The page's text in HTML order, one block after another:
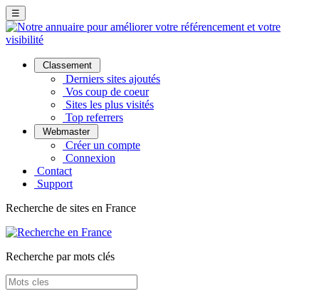
☰
Classement
Derniers sites ajoutés
Vos coup de coeur
Sites les plus visités
Top referrers
Webmaster
Créer un compte
Connexion
Contact
Support
Recherche de sites en France
Recherche par mots clés